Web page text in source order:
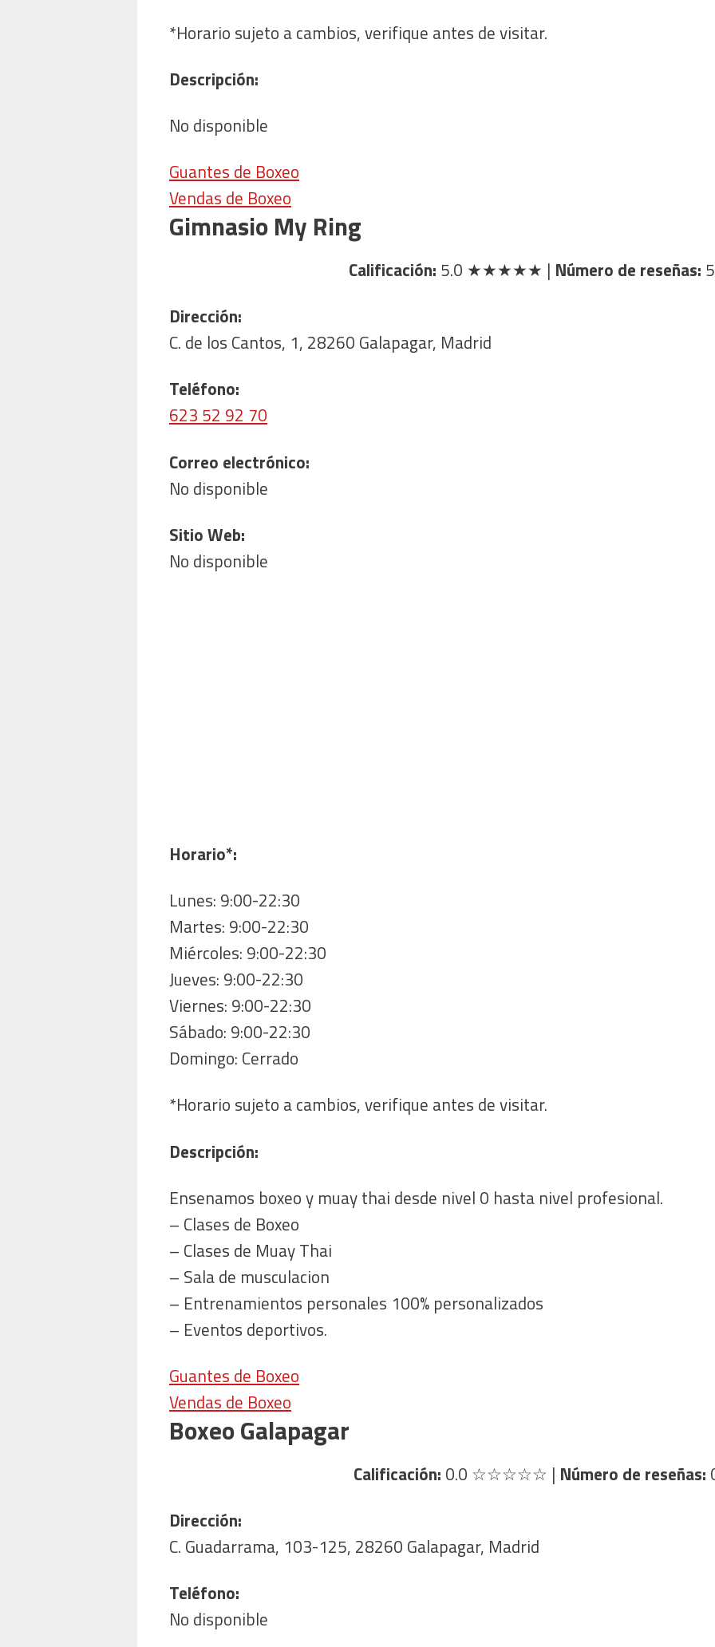
*Horario sujeto a cambios, verifique antes de visitar.
Descripción:
No disponible
Guantes de Boxeo
Vendas de Boxeo
Gimnasio My Ring
Calificación: 5.0 ★★★★★ | Número de reseñas:
Dirección:
C. de los Cantos, 1, 28260 Galapagar, Madrid
Teléfono:
623 52 92 70
Correo electrónico:
No disponible
Sitio Web:
No disponible
Horario*:
Lunes: 9:00-22:30
Martes: 9:00-22:30
Miércoles: 9:00-22:30
Jueves: 9:00-22:30
Viernes: 9:00-22:30
Sábado: 9:00-22:30
Domingo: Cerrado
*Horario sujeto a cambios, verifique antes de visitar.
Descripción:
Ensenamos boxeo y muay thai desde nivel 0 hasta nivel profesional.
– Clases de Boxeo
– Clases de Muay Thai
– Sala de musculacion
– Entrenamientos personales 100% personalizados
– Eventos deportivos.
Guantes de Boxeo
Vendas de Boxeo
Boxeo Galapagar
Calificación: 0.0 ☆☆☆☆☆ | Número de reseñas:
Dirección:
C. Guadarrama, 103-125, 28260 Galapagar, Madrid
Teléfono:
No disponible